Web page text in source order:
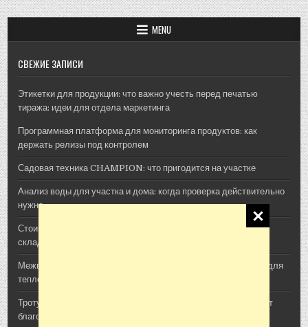
MENU
СВЕЖИЕ ЗАПИСИ
Этикетки для продукции: что важно учесть перед печатью
тиража: идеи для отдела маркетинга
Программная платформа для мониторинга продуктов: как
держать релизы под контролем
Садовая техника CHAMPION: что пригодится на участке
Анализ воды для участка и дома: когда проверка действительно
нужна
Стоимость архитектурной 3D-визуализации: из чего
складывается смета проекта
Межвенцовый утеплитель Политерм: как выбрать материал для
теплого деревянного дома
Тротуарная плитка, шпалы и утяжелители: как ЖБИ помогают
благоустроить участок